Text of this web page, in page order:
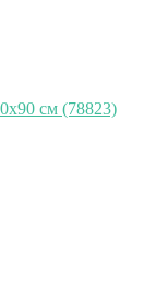
см (78823)